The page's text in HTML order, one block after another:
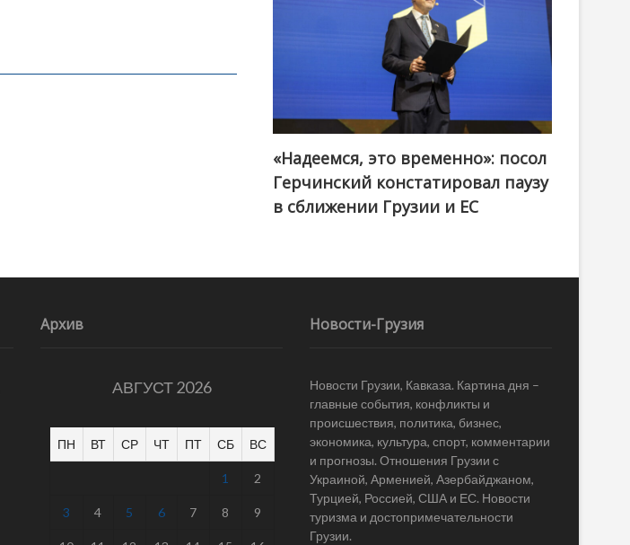
«Надеемся, это временно»: посол
Герчинский констатировал паузу
в сближении Грузии и ЕС
Архив
АВГУСТ 2026
ПН ВТ СР ЧТ ПТ СБ ВС
1 2
3 4 5 6 7 8 9
Новости-Грузия
Новости Грузии, Кавказа. Картина дня –
главные события, конфликты и
происшествия, политика, бизнес,
экономика, культура, спорт, комментарии
и прогнозы. Отношения Грузии с
Украиной, Арменией, Азербайджаном,
Турцией, Россией, США и ЕС. Новости
туризма и достопримечательности
Грузии.